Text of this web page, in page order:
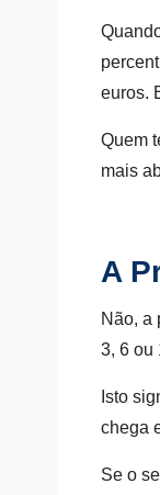
euros.
Quem
mais
A
Não, a
3, 6 ou
Isto
chega
Se o